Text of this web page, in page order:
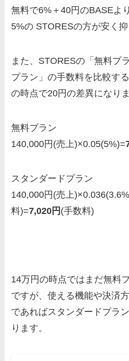
無料で6%＋40円のBASEよ
5%の STORESの方が安く抑
また、STORESの「無料プ
プラン」の手数料を比較す
の時点で20円の差異になりま
無料プラン
140,000円(売上)×0.05(5%)=
スタンダードプラン
140,000円(売上
料)=7,020円 (手数料)
14万円の時点ではまだ無料
ですが、使える機能や決済
であればスタンダードプラ
ります。